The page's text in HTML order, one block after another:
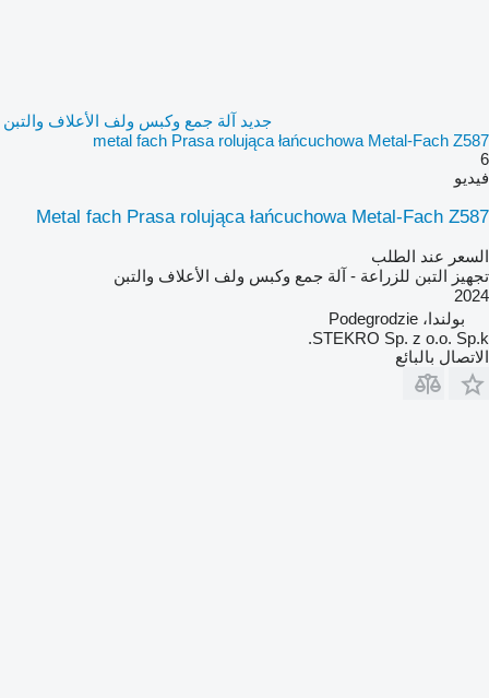
جديد آلة جمع وكبس ولف الأعلاف والتبن
metal fach Prasa rolująca łańcuchowa Metal-Fach Z587
6
فيديو
Metal fach Prasa rolująca łańcuchowa Metal-Fach Z587
السعر عند الطلب
تجهيز التبن للزراعة - آلة جمع وكبس ولف الأعلاف والتبن
2024
بولندا، Podegrodzie
STEKRO Sp. z o.o. Sp.k.
الاتصال بالبائع